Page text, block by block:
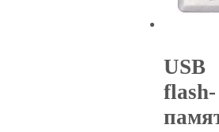
USB
flash-